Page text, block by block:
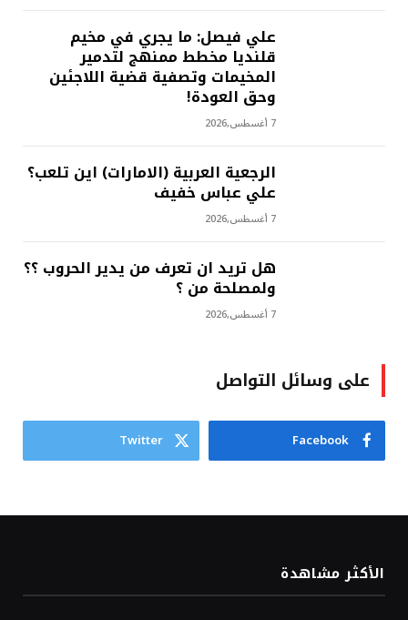
علي فيصل: ما يجري في مخيم
قلنديا مخطط ممنهج لتدمير
المخيمات وتصفية قضية اللاجئين
وحق العودة!
7 أغسطس,2026
الرجعية العربية (الامارات) اين تلعب؟
علي عباس خفيف
7 أغسطس,2026
هل تريد ان تعرف من يدير الحروب ؟؟
ولمصلحة من ؟
7 أغسطس,2026
على وسائل التواصل
Facebook
Twitter
الأكثر مشاهدة